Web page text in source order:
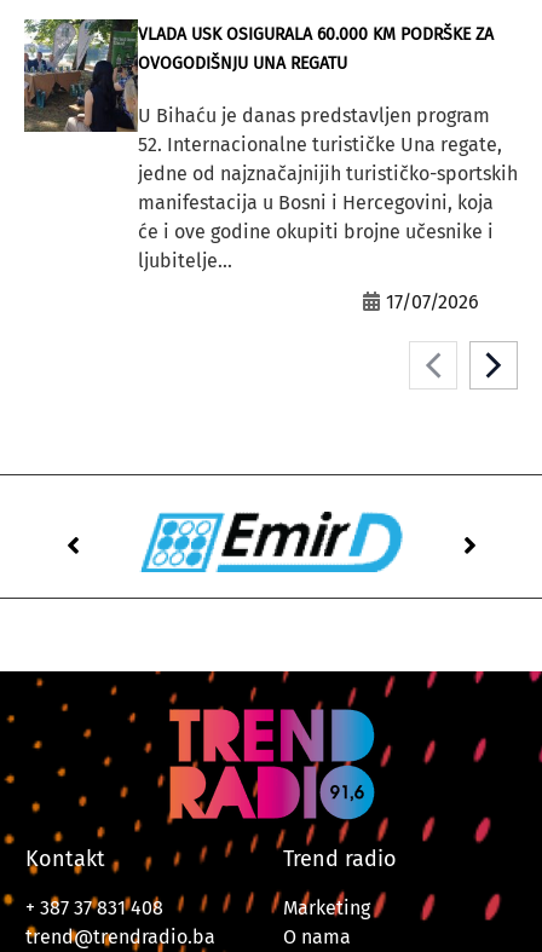
VLADA USK OSIGURALA 60.000 KM PODRŠKE ZA
OVOGODIŠNJU UNA REGATU
U Bihaću je danas predstavljen program
52. Internacionalne turističke Una regate,
jedne od najznačajnijih turističko-sportskih
manifestacija u Bosni i Hercegovini, koja
će i ove godine okupiti brojne učesnike i
ljubitelje...
17/07/2026
Kontakt
+ 387 37 831 408
trend@trendradio.ba
Trend radio
Marketing
O nama